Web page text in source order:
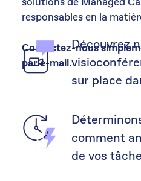
responsables en la
Contactez-nous
par e-mail.
Découvrez
sur place
comment
de vos